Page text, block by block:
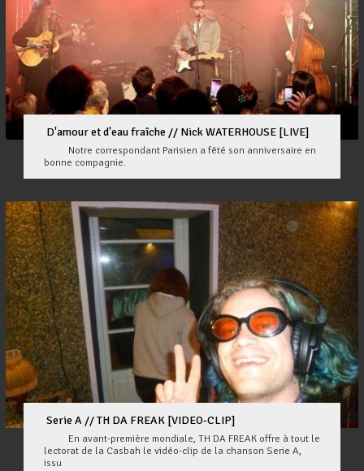
D'amour et d'eau fraîche // Nick WATERHOUSE [LIVE]
Notre correspondant Parisien a fêté son anniversaire en
bonne compagnie.
Serie A // TH DA FREAK [VIDEO-CLIP]
En avant-première mondiale, TH DA FREAK offre à tout le
lectorat de la Casbah le vidéo-clip de la chanson Serie A,
issu